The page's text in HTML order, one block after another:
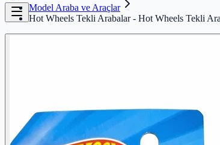
Model Araba ve Araçlar
Hot Wheels Tekli Arabalar - Hot Wheels Tekli